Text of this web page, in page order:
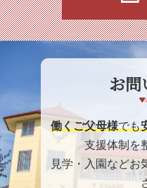
お
働くご父母様でも
支援体制を
見学・入園などお